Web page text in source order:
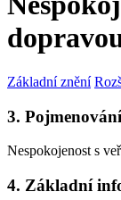
Základní znění
3.
Nespokojenost s
4. Základní